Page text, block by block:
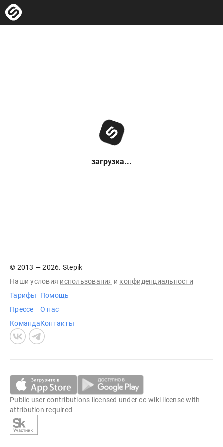
загрузка...
© 2013 — 2026. Stepik
Наши условия использования и конфиденциальности
Тарифы
Прессе
Команда
Помощь
О нас
Контакты
Public user contributions licensed undercc-wiki license with
attribution required